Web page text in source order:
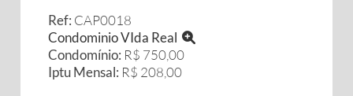
Ref: CAP0018
Condominio VIda Real
Condomínio: R$ 750,00
Iptu Mensal: R$ 208,00